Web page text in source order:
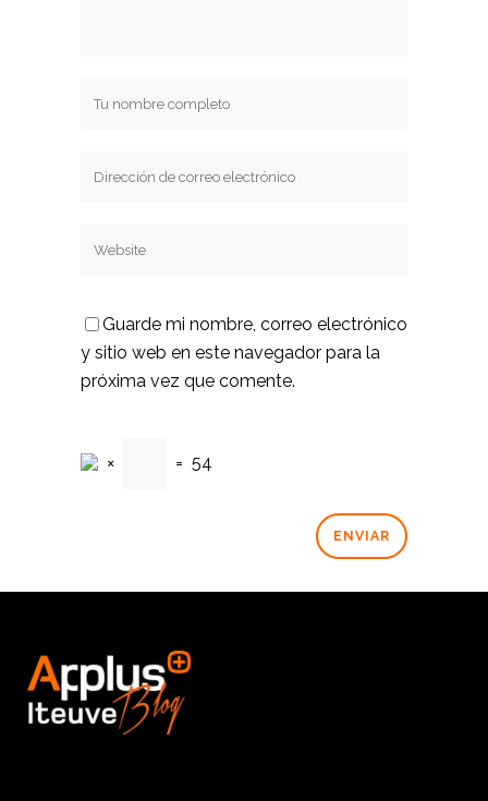
Guarde mi nombre, correo electrónico
y sitio web en este navegador para la
próxima vez que comente.
× = 54